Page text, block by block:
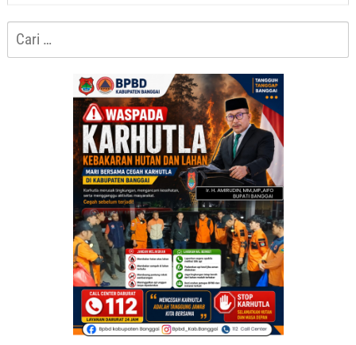
Cari
untuk: